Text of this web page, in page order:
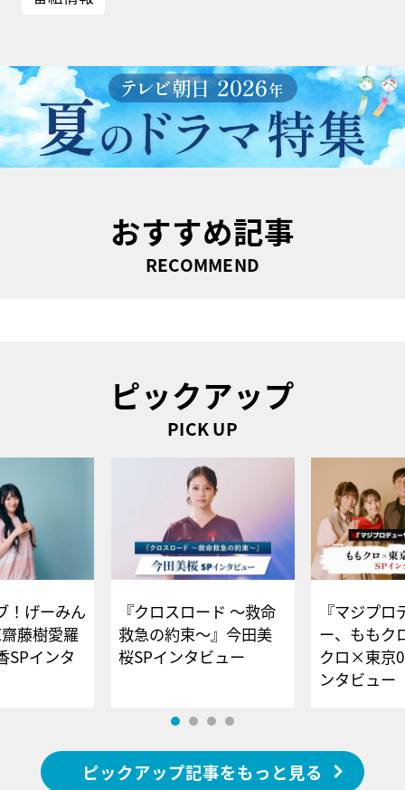
おすすめ記事
RECOMMEND
ピックアップ
PICK UP
！げーみん
藤樹愛羅
SPインタ
『クロスロード ～救命
救急の約束～』今田美
桜SPインタビュー
『マジプロ
ー、ももク
クロ×東京
ンタビュー
ピックアップ記事をもっと見る